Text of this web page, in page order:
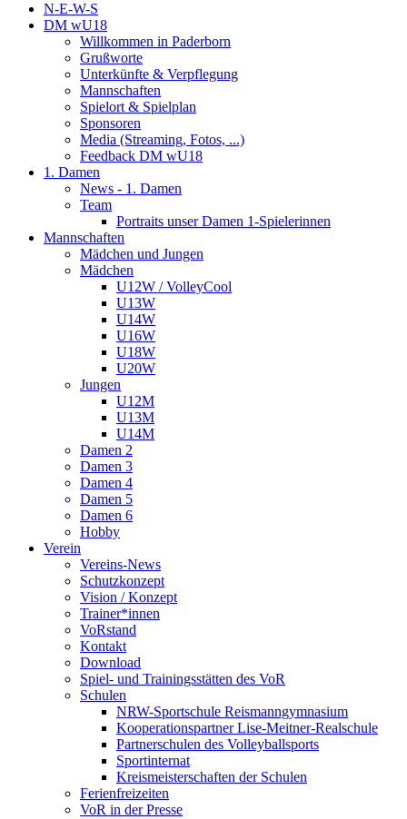
N-E-W-S
DM wU18
Willkommen in Paderborn
Grußworte
Unterkünfte & Verpflegung
Mannschaften
Spielort & Spielplan
Sponsoren
Media (Streaming, Fotos, ...)
Feedback DM wU18
1. Damen
News - 1. Damen
Team
Portraits unser Damen 1-Spielerinnen
Mannschaften
Mädchen und Jungen
Mädchen
U12W / VolleyCool
U13W
U14W
U16W
U18W
U20W
Jungen
U12M
U13M
U14M
Damen 2
Damen 3
Damen 4
Damen 5
Damen 6
Hobby
Verein
Vereins-News
Schutzkonzept
Vision / Konzept
Trainer*innen
VoRstand
Kontakt
Download
Spiel- und Trainingsstätten des VoR
Schulen
NRW-Sportschule Reismanngymnasium
Kooperationspartner Lise-Meitner-Realschule
Partnerschulen des Volleyballsports
Sportinternat
Kreismeisterschaften der Schulen
Ferienfreizeiten
VoR in der Presse